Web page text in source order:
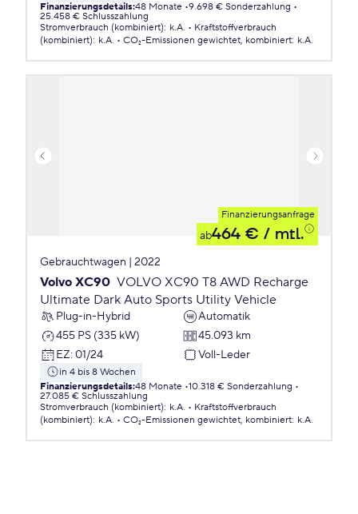
Finanzierungsdetails:48 Monate 9.698 € Sonderzahlung
25.458 € Schlusszahlung
Stromverbrauch (kombiniert): k.A.
Kraftstoffverbrauch
(kombiniert): k.A. CO₂-Emissionen gewichtet, kombiniert: k.A.
Finanzierungsanfrage
ab464 € / mtl.
Gebrauchtwagen | 2022
Volvo XC90 VOLVO XC90 T8 AWD Recharge
Ultimate Dark Auto Sports Utility Vehicle
Plug-in-Hybrid
Automatik
455 PS (335 kW)
45.093 km
EZ: 01/24 Voll-Leder
in 4 bis 8 Wochen
Finanzierungsdetails:48 Monate 10.318 € Sonderzahlung
27.085 € Schlusszahlung
Stromverbrauch (kombiniert): k.A.
Kraftstoffverbrauch
(kombiniert): k.A. CO₂-Emissionen gewichtet, kombiniert: k.A.